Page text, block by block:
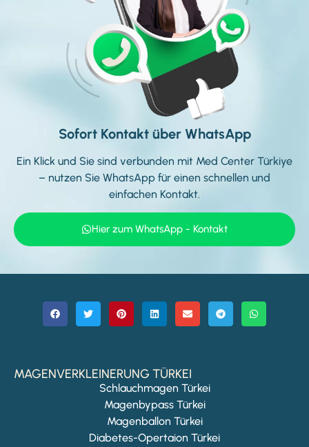
Sofort Kontakt über WhatsApp
Ein Klick und Sie sind verbunden mit Med Center Türkiye
– nutzen Sie WhatsApp für einen schnellen und
einfachen Kontakt.
Hier zum WhatsApp - Kontakt
MAGENVERKLEINERUNG TÜRKEI
Schlauchmagen Türkei
Magenbypass Türkei
Magenballon Türkei
Diabetes-Opertaion Türkei